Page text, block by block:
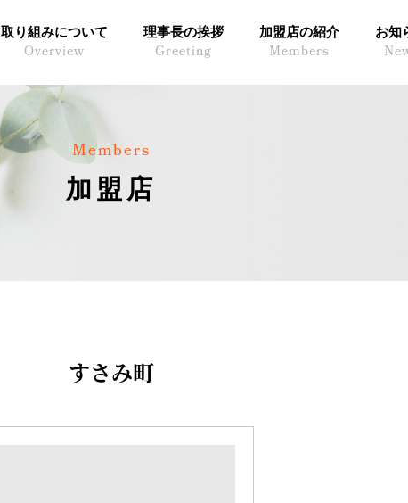
取り組みについて
Overview
理事長の挨拶
Greeting
加盟店の紹介
Members
お知
Members
加盟店
すさみ町